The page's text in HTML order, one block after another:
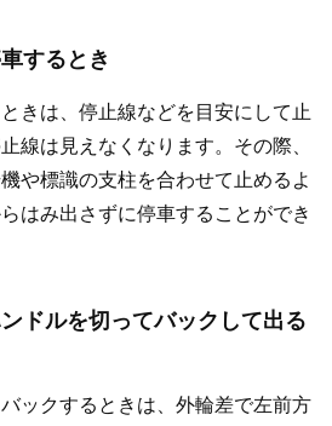
するとき
きは、停止線などを目安にして止
線は見えなくなります。その際、
や標識の支柱を合わせて止めるよ
はみ出さずに停車することができ
ドルを切ってバックして出る
ックするときは、外輪差で左前方